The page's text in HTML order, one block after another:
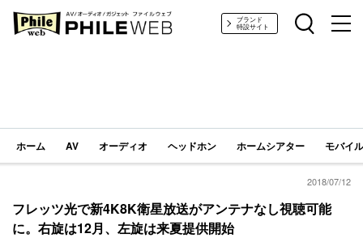
PHILE WEB｜AV/オーディオ/ガジェットブランド
特設サイト
ホーム AV オーディオ ヘッドホン ホームシアター モバイ
2018/07/12
フレッツ光で新4K8K衛星放送がアンテナなし視聴可能
に。右旋は12月、左旋は来夏提供開始